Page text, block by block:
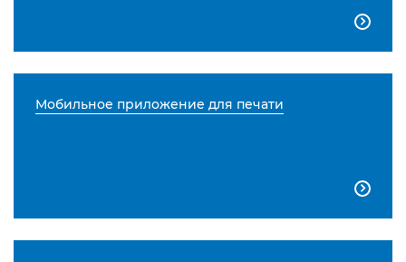

Мобильное приложение для печати
